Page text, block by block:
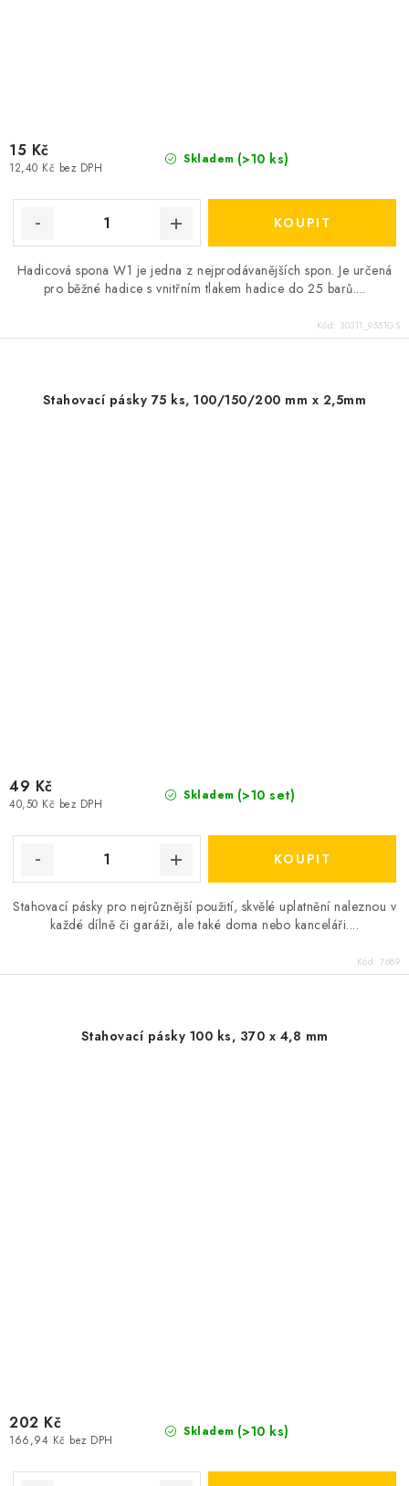
Skladem (>10 ks)
12,40 Kč bez DPH
15 Kč
Hadicová spona W1 je jedna z nejprodávanějších spon. Je určená
pro běžné hadice s vnitřním tlakem hadice do 25 barů....
Kód: 30311_9551GS
Stahovací pásky 75 ks, 100/150/200 mm x 2,5mm
Skladem (>10 set)
40,50 Kč bez DPH
49 Kč
Stahovací pásky pro nejrůznější použití, skvělé uplatnění naleznou v
každé dílně či garáži, ale také doma nebo kanceláři....
Kód: 7689
Stahovací pásky 100 ks, 370 x 4,8 mm
Skladem (>10 ks)
166,94 Kč bez DPH
202 Kč